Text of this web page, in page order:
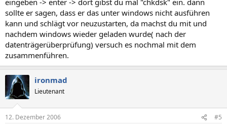
sollte er sagen, dass er das unter windows nicht ausführen
kann und schlägt vor neuzustarten, da machst du mit und
nachdem windows wieder geladen wurde( nach der
datenträgerüberprüfung) versuch es nochmal mit dem
zusammenführen.
ironmad
Lieutenant
12. Dezember 2006 #5